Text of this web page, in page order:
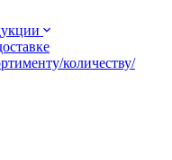
количеству/